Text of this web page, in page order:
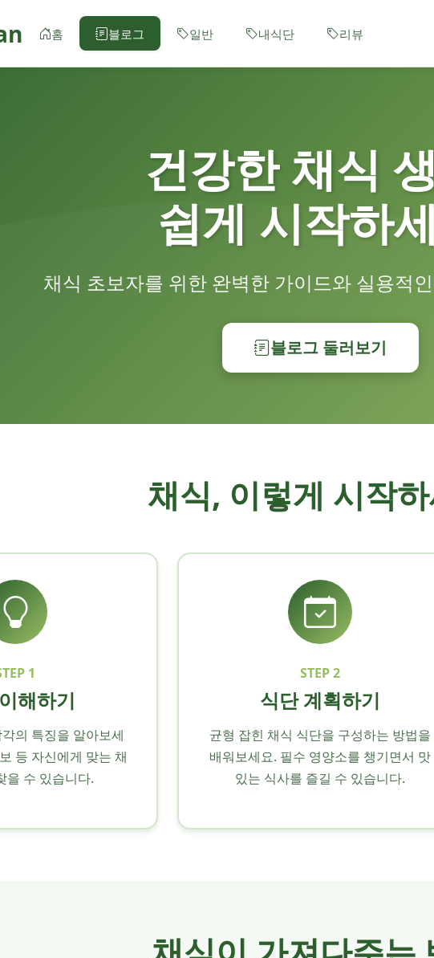
홈 블로그 일반 내식단 리뷰
건강한 채식
쉽게 시작하
채식 초보자를 위한 완벽한 가이드와 실용적
블로그 둘러보기
채식, 이렇게 시작
1
해하기
의 특징을 알아보세
등 자신에게 맞는 채
을 수 있습니다.
STEP 2
식단 계획하기
균형 잡힌 채식 식단을 구성하는 방법을
배워보세요. 필수 영양소를 챙기면서 맛
있는 식사를 즐길 수 있습니다.